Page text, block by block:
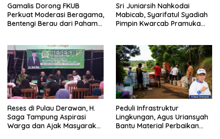
Gamalis Dorong FKUB
Perkuat Moderasi Beragama,
Bentengi Berau dari Paham
Sri Juniarsih Nahkodai
Mabicab, Syarifatul Syadiah
Pimpin Kwarcab Pramuka
Reses di Pulau Derawan, H.
Saga Tampung Aspirasi
Warga dan Ajak Masyarakat
Peduli Infrastruktur
Lingkungan, Agus Uriansyah
Bantu Material Perbaikan